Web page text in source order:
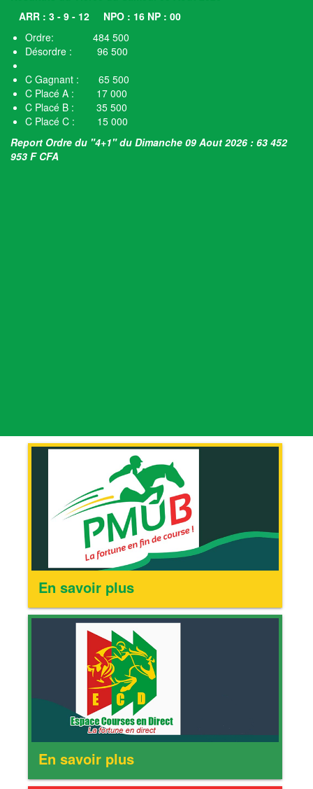
ARR : 3 - 9 - 12 NPO : 16 NP : 00
Ordre: 484 500
Désordre : 96 500
C Gagnant : 65 500
C Placé A : 17 000
C Placé B : 35 500
C Placé C : 15 000
Report Ordre du "4+1" du Dimanche 09 Aout 2026 : 63 452
953 F CFA
En savoir plus
En savoir plus